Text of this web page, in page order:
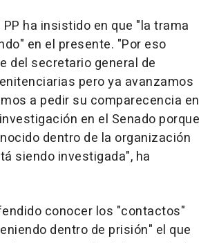
ha insistido en que "la trama
en el presente. "Por eso
del secretario general de
pero ya avanzamos
a pedir su comparecencia en
en el Senado porque
dentro de la organización
siendo investigada", ha
conocer los "contactos"
dentro de prisión" el que